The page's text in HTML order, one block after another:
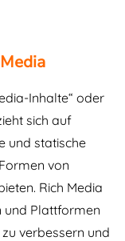
Inhalte“ oder
sich auf
und statische
von
Rich Media
und Plattformen
verbessern und